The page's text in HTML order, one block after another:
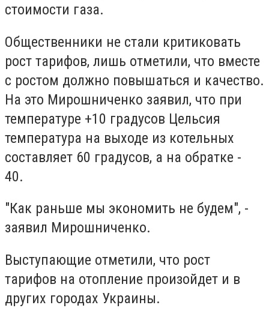
стоимости газа.
Общественники не стали критиковать
рост тарифов, лишь отметили, что вместе
с ростом должно повышаться и качество.
На это Мирошниченко заявил, что при
температуре +10 градусов Цельсия
температура на выходе из котельных
составляет 60 градусов, а на обратке -
40.
"Как раньше мы экономить не будем", -
заявил Мирошниченко.
Выступающие отметили, что рост
тарифов на отопление произойдет и в
других городах Украины.